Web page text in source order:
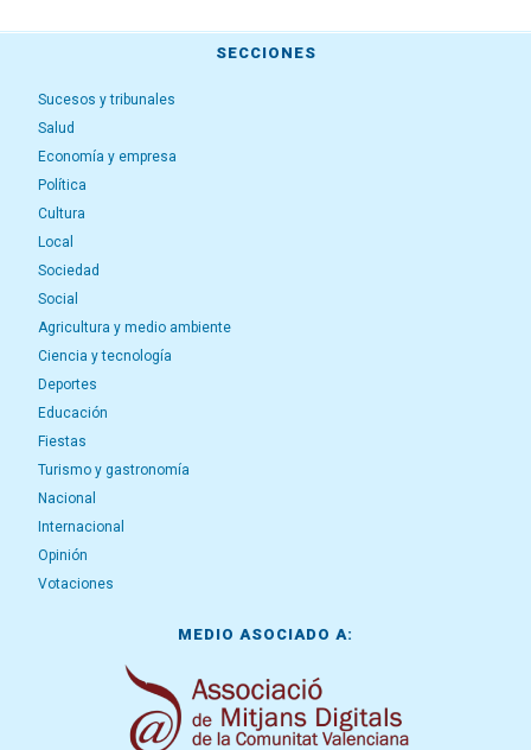
SECCIONES
Sucesos y tribunales
Salud
Economía y empresa
Política
Cultura
Local
Sociedad
Social
Agricultura y medio ambiente
Ciencia y tecnología
Deportes
Educación
Fiestas
Turismo y gastronomía
Nacional
Internacional
Opinión
Votaciones
MEDIO ASOCIADO A: